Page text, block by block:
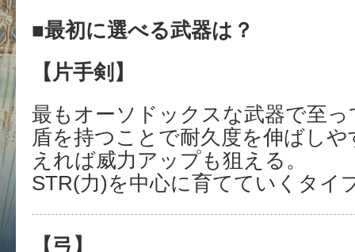
■最初に選べる武器は？
【片手剣】
最もオーソドックスな武器で至
盾を持つことで耐久度を伸ばし
えれば威力アップも狙える。
STR(力)を中心に育てていくタイ
【弓】